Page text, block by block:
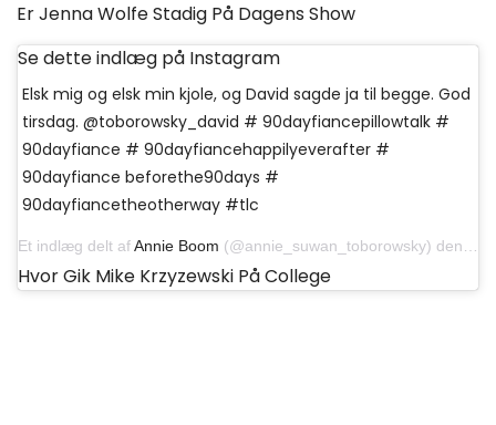
Er Jenna Wolfe Stadig På Dagens Show
Se dette indlæg på Instagram
Elsk mig og elsk min kjole, og David sagde ja til begge. God
tirsdag. @toborowsky_david # 90dayfiancepillowtalk #
90dayfiance # 90dayfiancehappilyeverafter #
90dayfiance beforethe90days #
90dayfiancetheotherway #tlc
Et indlæg delt afAnnie Boom (@annie_suwan_toborowsky) den 15. oktober 2019 kl. 13.05 PDT
Hvor Gik Mike Krzyzewski På College